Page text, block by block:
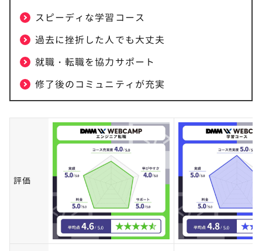
スピーディな学習コース
過去に挫折した人でも大丈夫
就職・転職を協力サポート
修了後のコミュニティが充実
評価